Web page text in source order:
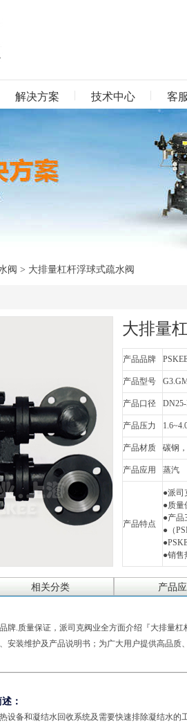
解决方案 技术中心 客
阀 > 大排量杠杆浮球式疏水阀
大排量
产品品牌
产品型号
产品口径
产品压力
产品材质 碳钢
产品应用 蒸汽
产品特点
●派司
●质量
●产品
●（
●销售
相关分类 产品
牌.质量保证，派司克阀业全方面介绍『大排量
安装维护及产品说明书；为广大用户提供高品
：
设备和凝结水回收系统及需要快速排除凝结水的